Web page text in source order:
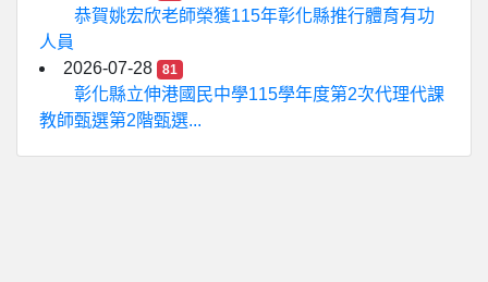
恭賀姚宏欣老師榮獲115年彰化縣推行體育有功
人員
2026-07-28
81
彰化縣立伸港國民中學115學年度第2次代理代課
教師甄選第2階甄選...